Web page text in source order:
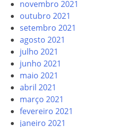
novembro 2021
outubro 2021
setembro 2021
agosto 2021
julho 2021
junho 2021
maio 2021
abril 2021
março 2021
fevereiro 2021
janeiro 2021